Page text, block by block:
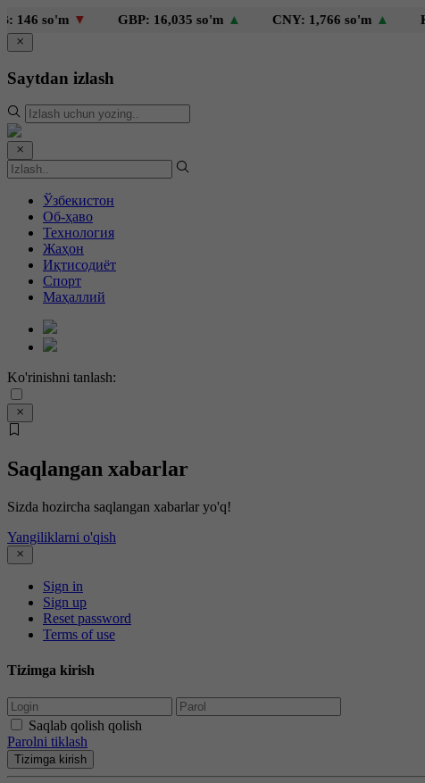
▼ GBP: 16,035 so'm▲ CNY: 1,766 so'm▲ KZT: 25
Saytdan izlash
Ўзбекистон
Об-ҳаво
Технология
Жаҳон
Иқтисодиёт
Спорт
Маҳаллий
Ko'rinishni tanlash:
Saqlangan xabarlar
Sizda hozircha saqlangan xabarlar yo'q!
Yangiliklarni o'qish
Sign in
Sign up
Reset password
Terms of use
Tizimga kirish
Saqlab qolish qolish
Parolni tiklash
Tizimga kirish